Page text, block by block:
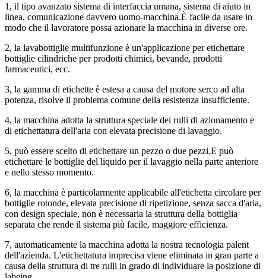
1, il tipo avanzato sistema di interfaccia umana, sistema di aiuto in
linea, comunicazione davvero uomo-macchina.È facile da usare in
modo che il lavoratore possa azionare la macchina in diverse ore.
2, la lavabottiglie multifunzione è un'applicazione per etichettare
bottiglie cilindriche per prodotti chimici, bevande, prodotti
farmaceutici, ecc.
3, la gamma di etichette è estesa a causa del motore serco ad alta
potenza, risolve il problema comune della resistenza insufficiente.
4, la macchina adotta la struttura speciale dei rulli di azionamento e
di etichettatura dell'aria con elevata precisione di lavaggio.
5, può essere scelto di etichettare un pezzo o due pezzi.E può
etichettare le bottiglie del liquido per il lavaggio nella parte anteriore
e nello stesso momento.
6, la macchina è particolarmente applicabile all'etichetta circolare per
bottiglie rotonde, elevata precisione di ripetizione, senza sacca d'aria,
con design speciale, non è necessaria la struttura della bottiglia
separata che rende il sistema più facile, maggiore efficienza.
7, automaticamente la macchina adotta la nostra tecnologia palent
dell'azienda. L'etichettatura imprecisa viene eliminata in gran parte a
causa della struttura di tre rulli in grado di individuare la posizione di